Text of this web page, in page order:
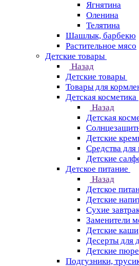
Ягнятина
Оленина
Телятина
Шашлык, барбекю
Растительное мясо
Детские товары
Назад
Детские товары
Товары для
Детская косметика
Назад
Детская
Детские
Средства для
Детские
Детское питание
Назад
Детское
Детские
Сухие
Заменители
Детские каши
Десерты для
Детские пюре
Подгузники,